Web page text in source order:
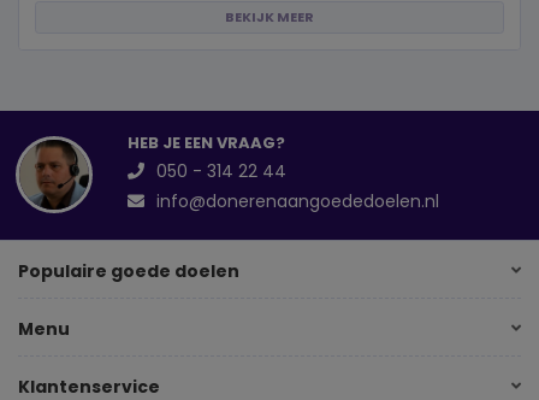
BEKIJK MEER
HEB JE EEN VRAAG?
050 - 314 22 44
info@donerenaangoededoelen.nl
Populaire goede doelen
Menu
Klantenservice